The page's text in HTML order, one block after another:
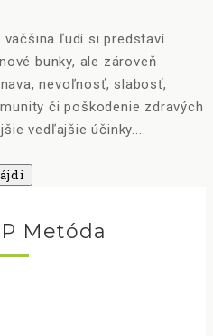
ľudí si predstaví
bunky, ale zároveň
nevoľnosť, slabosť,
či poškodenie zdravých
vedľajšie účinky....
Metóda